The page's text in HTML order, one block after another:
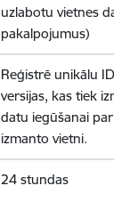
uzlabotu vietnes
pakalpojumus)
Reģistrē unikālu
versijas, kas tiek
datu iegūšanai
izmanto vietni.
24 stundas